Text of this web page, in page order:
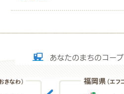
あなたのまちのコープ